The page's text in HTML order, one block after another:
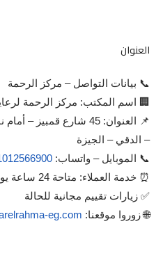
العنوان
📞 بيانات التواصل – مركز الرحمة
🏢 اسم المكتب: مركز الرحمة
📌 العنوان: 45 شارع
– الدقي – الجيزة
📞 الموبايل – واتساب:
⏰ خدمة العملاء: متاحة 24 ساعة يوميًا
✅ زيارات تقييم مجانية للحالة
🌐 زوروا موقعنا: eg.com